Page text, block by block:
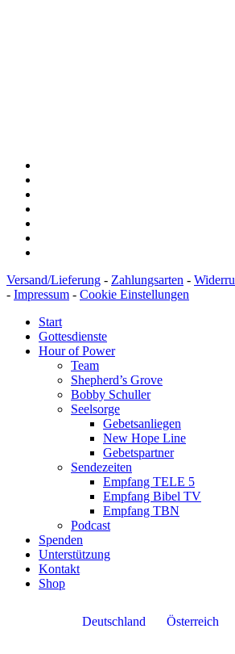
Versand/Lieferung - Zahlungsarten -
- Impressum - Cookie Einstellungen
Start
Gottesdienste
Hour of Power
Team
Shepherd’s Grove
Bobby Schuller
Seelsorge
Gebetsanliegen
New Hope Line
Gebetspartner
Sendezeiten
Empfang TELE 5
Empfang Bibel TV
Empfang TBN
Podcast
Spenden
Unterstützung
Kontakt
Shop
Deutschland Österreich